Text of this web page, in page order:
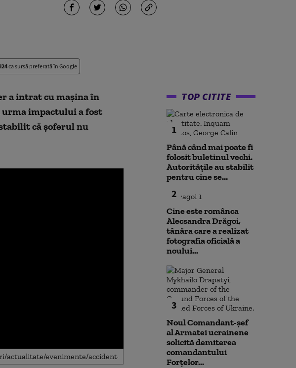
ca sursă preferată în Google
a intrat cu maşina în
impactului a fost
că şoferul nu
TOP CITITE
1
Până când mai poate fi
folosit buletinul vechi.
Autoritățile au stabilit
pentru cine se...
2
Cine este românca
Alecsandra Drăgoi,
tânăra care a realizat
fotografia oficială a
noului...
3
Noul Comandant-șef
al Armatei ucrainene
solicită demiterea
comandantului
Forțelor...